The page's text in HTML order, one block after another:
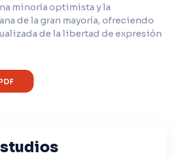
minoría optimista y la
de la gran mayoría, ofreciendo
de la libertad de expresión